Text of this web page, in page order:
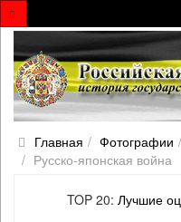
Главная Фотографии
Русско‐японская война
TOP 20: Лучшие